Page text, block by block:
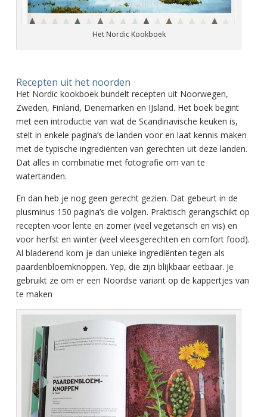
Het Nordic Kookboek
Recepten uit het noorden
Het Nordic kookboek bundelt recepten uit Noorwegen,
Zweden, Finland, Denemarken en IJsland. Het boek begint
met een introductie van wat de Scandinavische keuken is,
stelt in enkele pagina’s de landen voor en laat kennis maken
met de typische ingrediënten van gerechten uit deze landen.
Dat alles in combinatie met fotografie om van te
watertanden.
En dan heb je nog geen gerecht gezien. Dat gebeurt in de
plusminus 150 pagina’s die volgen. Praktisch gerangschikt op
recepten voor lente en zomer (veel vegetarisch en vis) en
voor herfst en winter (veel vleesgerechten en comfort food).
Al bladerend kom je dan unieke ingrediënten tegen als
paardenbloemknoppen. Yep, die zijn blijkbaar eetbaar. Je
gebruikt ze om er een Noordse variant op de kappertjes van
te maken